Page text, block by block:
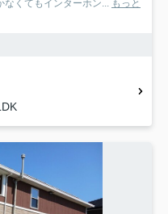
くてもインターホン...
もっと